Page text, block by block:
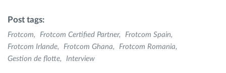
Post tags:
Frotcom Frotcom Certified Partner
Frotcom Spain
Frotcom Irlande
Frotcom Ghana
Frotcom Romania
Gestion de flotte
Interview